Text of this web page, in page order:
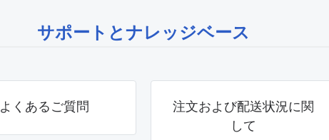
サポートとナレッジベース
よくあるご質問
注文および配送状況に関
して